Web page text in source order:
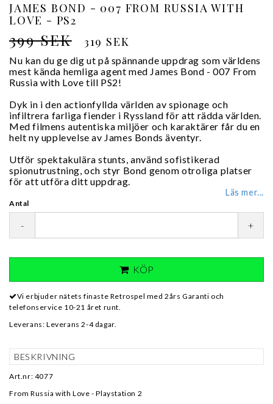
JAMES BOND - 007 FROM RUSSIA WITH
LOVE - PS2
399 SEK 319 SEK
Nu kan du ge dig ut på spännande uppdrag som världens
mest kända hemliga agent med James Bond - 007 From
Russia with Love till PS2!
Dyk in i den actionfyllda världen av spionage och
infiltrera farliga fiender i Ryssland för att rädda världen.
Med filmens autentiska miljöer och karaktärer får du en
helt ny upplevelse av James Bonds äventyr.
Utför spektakulära stunts, använd sofistikerad
spionutrustning, och styr Bond genom otroliga platser
för att utföra ditt uppdrag.
Läs mer...
Antal
- +
KÖP
Vi erbjuder nätets finaste Retrospel med 2års Garanti och
telefonservice 10-21 året runt.
Leverans: Leverans 2-4 dagar.
BESKRIVNING
Art.nr: 4077
From Russia with Love - Playstation 2